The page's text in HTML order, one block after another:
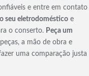
e entre em contato
seu eletrodoméstico e
o conserto. Peça um
a mão de obra e
uma comparação justa